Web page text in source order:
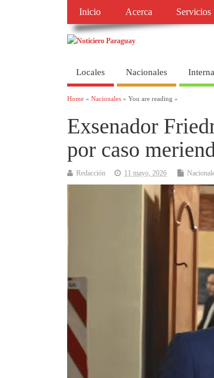
Inicio Acerca Servicios
Locales Nacionales
Home » Nacionales » You are reading »
Exsenador
por caso
Redacción 11 mayo, 2026